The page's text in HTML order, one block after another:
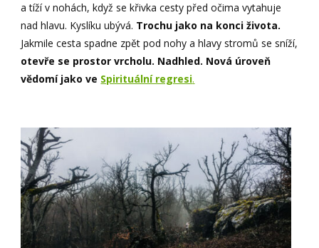
a tíží v nohách, když se křivka cesty před očima vytahuje
nad hlavu. Kyslíku ubývá. Trochu jako na konci života.
Jakmile cesta spadne zpět pod nohy a hlavy stromů se sníží,
otevře se prostor vrcholu. Nadhled. Nová úroveň
vědomí jako ve Spirituální regresi.